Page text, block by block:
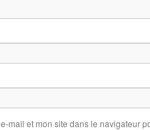
mail et mon site dans le navigateur